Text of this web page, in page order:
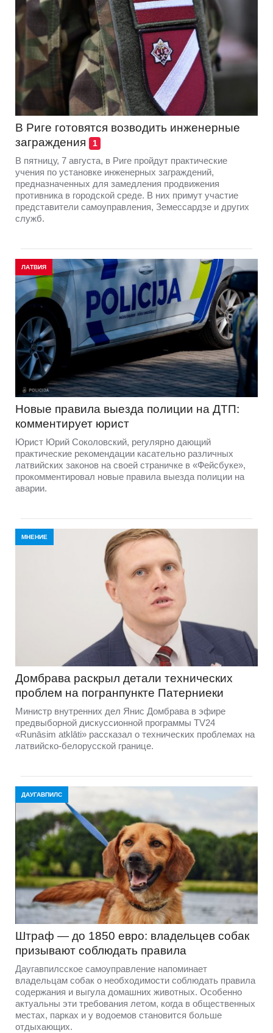
В Риге готовятся возводить инженерные
заграждения
1
В пятницу, 7 августа, в Риге пройдут практические
учения по установке инженерных заграждений,
предназначенных для замедления продвижения
противника в городской среде. В них примут участие
представители самоуправления, Земессардзе и других
служб.
ЛАТВИЯ
Новые правила выезда полиции на ДТП:
комментирует юрист
Юрист Юрий Соколовский, регулярно дающий
практические рекомендации касательно различных
латвийских законов на своей страничке в «Фейсбуке»,
прокомментировал новые правила выезда полиции на
аварии.
МНЕНИЕ
Домбравa раскрыл детали технических
проблем на погранпункте Патерниеки
Министр внутренних дел Янис Домбрава в эфире
предвыборной дискуссионной программы TV24
«Runāsim atklāti» рассказал о технических проблемах на
латвийско-белорусской границе.
ДАУГАВПИЛС
Штраф — до 1850 евро: владельцев собак
призывают соблюдать правила
Даугавпилсское самоуправление напоминает
владельцам собак о необходимости соблюдать правила
содержания и выгула домашних животных. Особенно
актуальны эти требования летом, когда в общественных
местах, парках и у водоемов становится больше
отдыхающих.